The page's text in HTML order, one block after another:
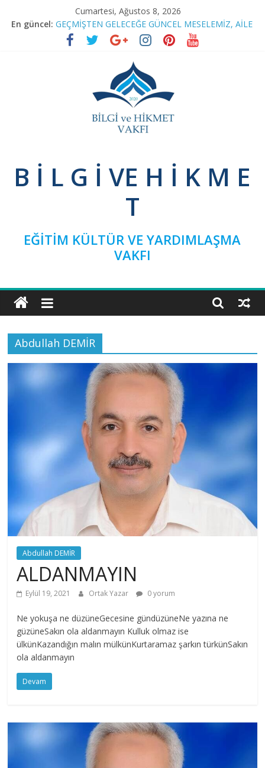
Cumartesi, Ağustos 8, 2026
En güncel: GEÇMİŞTEN GELECEĞE GÜNCEL MESELEMİZ, AİLE
RAMAZAN SOHBETLERİ
TEFSİR PROGRAMIMIZA RAMAZAN ARASI
BAĞIMSIZ SİVİL İNİSİYATİF’TEN YEŞİLAY’A ZİYARET
NİNOVA’YI TERK EDENLER
Bilgi
ve
Hikmet
ve
Hikmet
B İ L G İ VE H İ K M E
T
EĞİTİM KÜLTÜR VE YARDIMLAŞMA
VAKFI
Abdullah DEMİR
Abdullah DEMİR
ALDANMAYIN
Eylül 19, 2021 Ortak Yazar 0 yorum
Ne yokuşa ne düzüneGecesine gündüzüneNe yazına ne
güzüneSakın ola aldanmayın Kulluk olmaz ise
ülkünKazandığın malın mülkünKurtaramaz şarkın türkünSakın
ola aldanmayın
Devam